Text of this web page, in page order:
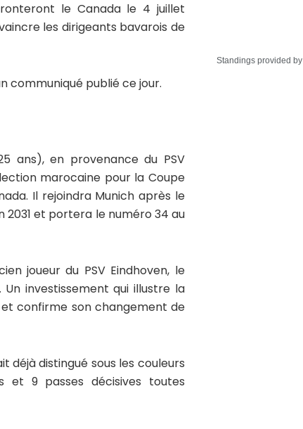
le Canada le 4 juillet
les dirigeants bavarois de
communiqué publié ce jour.
ans), en provenance du PSV
marocaine pour la Coupe
Il rejoindra Munich après le
2031 et portera le numéro 34 au
joueur du PSV Eindhoven, le
Un investissement qui illustre la
confirme son changement de
déjà distingué sous les couleurs
et 9 passes décisives toutes
Standings provided by